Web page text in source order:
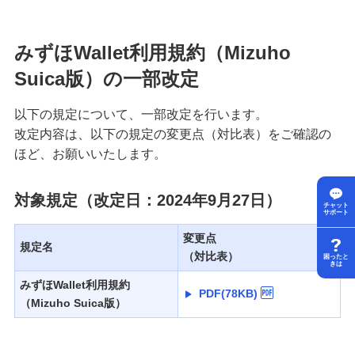
チャット
サポート
困ったと
きは
みずほWallet利用規約（Mizuho
Suica版）の一部改定
以下の規定について、一部改定を行います。
改定内容は、以下の規定の変更点（対比表）をご確認の
ほど、お願いいたします。
対象規定（改定日：2024年9月27日）
規定名
変更点
（対比表）
みずほWallet利用規約
（Mizuho Suica版）
PDF(78KB)